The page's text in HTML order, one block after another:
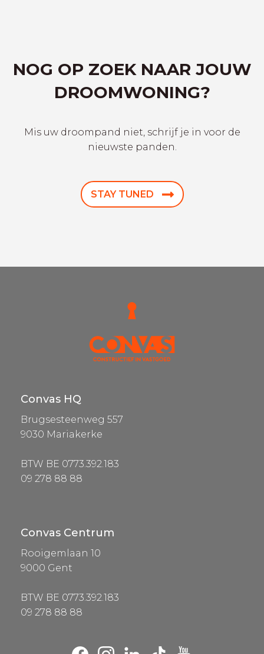
NOG OP ZOEK NAAR JOUW
DROOMWONING?
Mis uw droompand niet, schrijf je in voor de
nieuwste panden.
STAY TUNED
Convas HQ
Brugsesteenweg 557
9030 Mariakerke
BTW BE 0773.392.183
09 278 88 88
Convas Centrum
Rooigemlaan 10
9000 Gent
BTW BE 0773.392.183
09 278 88 88